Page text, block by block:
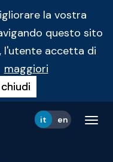
la vostra
questo sito
l'utente accetta di
maggiori
chiudi
it en